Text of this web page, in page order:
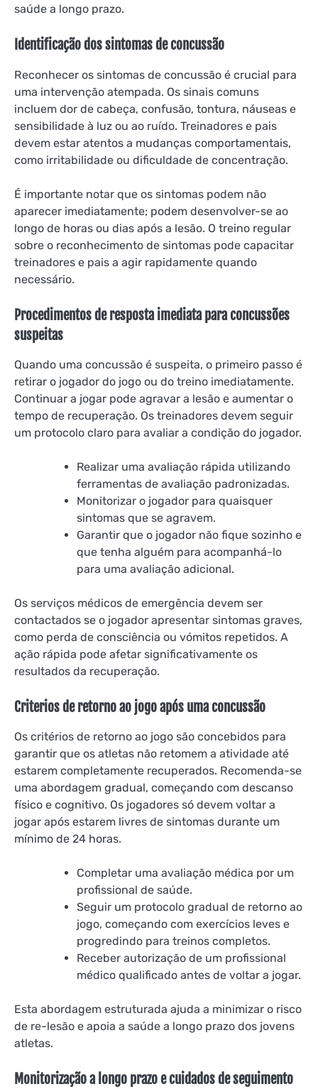
saúde a longo prazo.
Identificação dos sintomas de concussão
Reconhecer os sintomas de concussão é crucial para
uma intervenção atempada. Os sinais comuns
incluem dor de cabeça, confusão, tontura, náuseas e
sensibilidade à luz ou ao ruído. Treinadores e pais
devem estar atentos a mudanças comportamentais,
como irritabilidade ou dificuldade de concentração.
É importante notar que os sintomas podem não
aparecer imediatamente; podem desenvolver-se ao
longo de horas ou dias após a lesão. O treino regular
sobre o reconhecimento de sintomas pode capacitar
treinadores e pais a agir rapidamente quando
necessário.
Procedimentos de resposta imediata para concussões
suspeitas
Quando uma concussão é suspeita, o primeiro passo é
retirar o jogador do jogo ou do treino imediatamente.
Continuar a jogar pode agravar a lesão e aumentar o
tempo de recuperação. Os treinadores devem seguir
um protocolo claro para avaliar a condição do jogador.
Realizar uma avaliação rápida utilizando
ferramentas de avaliação padronizadas.
Monitorizar o jogador para quaisquer
sintomas que se agravem.
Garantir que o jogador não fique sozinho e
que tenha alguém para acompanhá-lo
para uma avaliação adicional.
Os serviços médicos de emergência devem ser
contactados se o jogador apresentar sintomas graves,
como perda de consciência ou vómitos repetidos. A
ação rápida pode afetar significativamente os
resultados da recuperação.
Criterios de retorno ao jogo após uma concussão
Os critérios de retorno ao jogo são concebidos para
garantir que os atletas não retomem a atividade até
estarem completamente recuperados. Recomenda-se
uma abordagem gradual, começando com descanso
físico e cognitivo. Os jogadores só devem voltar a
jogar após estarem livres de sintomas durante um
mínimo de 24 horas.
Completar uma avaliação médica por um
profissional de saúde.
Seguir um protocolo gradual de retorno ao
jogo, começando com exercícios leves e
progredindo para treinos completos.
Receber autorização de um profissional
médico qualificado antes de voltar a jogar.
Esta abordagem estruturada ajuda a minimizar o risco
de re-lesão e apoia a saúde a longo prazo dos jovens
atletas.
Monitorização a longo prazo e cuidados de seguimento